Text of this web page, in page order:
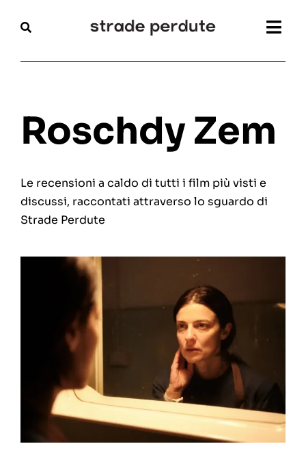
Magazine
Interviste
Roschdy Zem
Le recensioni a caldo di tutti i film più visti e
discussi, raccontati attraverso lo sguardo di
Strade Perdute